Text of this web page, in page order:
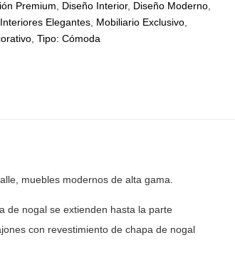
Premium Diseño Interior, Diseño Moderno
Interiores Elegantes Mobiliario Exclusivo
,Tipo: Cómoda
muebles modernos de alta gama.
de nogal se extienden hasta la parte
con revestimiento de chapa de nogal